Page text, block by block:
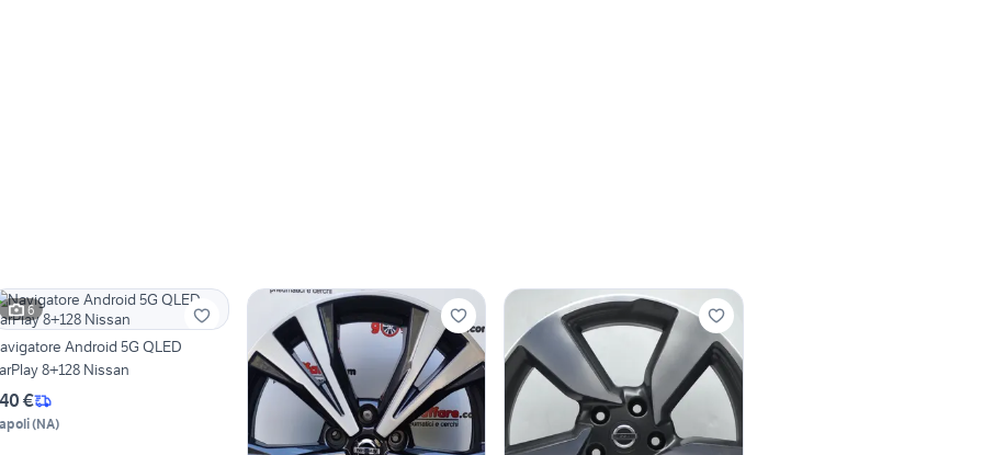
6
Android 5G QLED
8+128 Nissan
€
(NA)